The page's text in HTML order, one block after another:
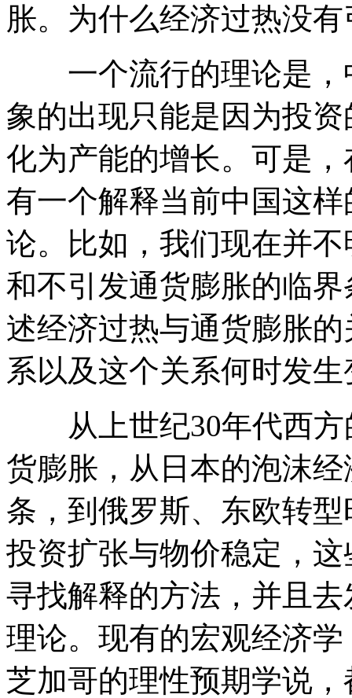
胀。为什么经济过热没
一个流行的理论是，
象的出现只能是因为投
化为产能的增长。可是
有一个解释当前中国这
论。比如，我们现在并
和不引发通货膨胀的临
述经济过热与通货膨胀
系以及这个关系何时发
从上世纪30年代西方
货膨胀，从日本的泡沫
条，到俄罗斯、东欧转
投资扩张与物价稳定，
寻找解释的方法，并且
理论。现有的宏观经济
芝加哥的理性预期学说